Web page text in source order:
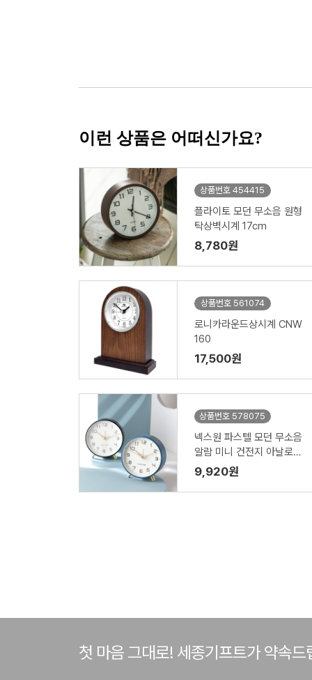
이런 상품은 어떠신가요?
상품번호 454415
플라이토 모던 무소음 원형
탁상벽시계 17cm
8,780원
상품번호 561074
로니카라운드상시계 CNW
160
17,500원
상품번호 578075
넥스원 파스텔 모던 무소음
알람 미니 건전지 아날로그
탁상시계
9,920원
첫 마음 그대로! 세종기프트가 약속드